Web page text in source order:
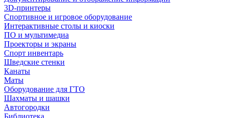
3D-принтеры
Спортивное и игровое оборудование
Интерактивные столы и киоски
ПО и мультимедиа
Проекторы и экраны
Спорт инвентарь
Шведские стенки
Канаты
Маты
Оборудование для ГТО
Шахматы и шашки
Автогородки
Библиотека